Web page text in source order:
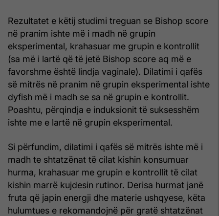
Rezultatet e këtij studimi treguan se Bishop score
në pranim ishte më i madh në grupin
eksperimental, krahasuar me grupin e kontrollit
(sa më i lartë që të jetë Bishop score aq më e
favorshme është lindja vaginale). Dilatimi i qafës
së mitrës në pranim në grupin eksperimental ishte
dyfish më i madh se sa në grupin e kontrollit.
Poashtu, përqindja e induksionit të suksesshëm
ishte me e lartë në grupin eksperimental.
Si përfundim, dilatimi i qafës së mitrës ishte më i
madh te shtatzënat të cilat kishin konsumuar
hurma, krahasuar me grupin e kontrollit të cilat
kishin marrë kujdesin rutinor. Derisa hurmat janë
fruta që japin energji dhe materie ushqyese, këta
hulumtues e rekomandojnë për gratë shtatzënat